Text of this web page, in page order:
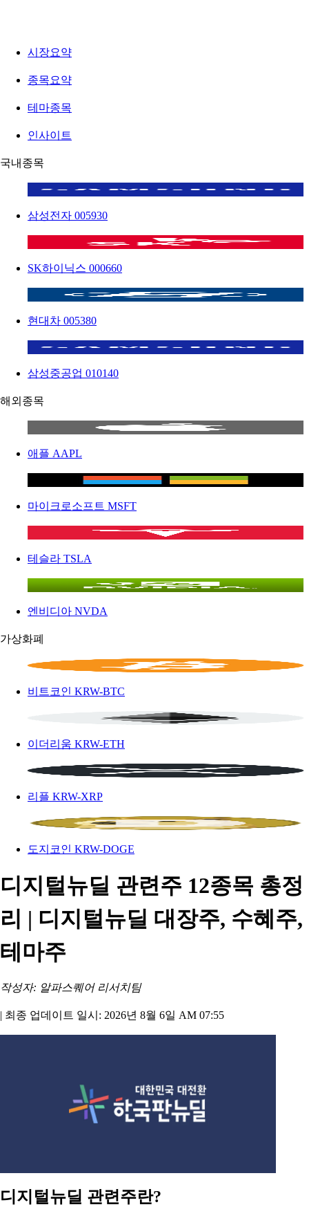
시장요약
종목요약
테마종목
인사이트
국내종목
삼성전자 005930
SK하이닉스 000660
현대차 005380
삼성중공업 010140
해외종목
애플 AAPL
마이크로소프트 MSFT
테슬라 TSLA
엔비디아 NVDA
가상화폐
비트코인 KRW-BTC
이더리움 KRW-ETH
리플 KRW-XRP
도지코인 KRW-DOGE
디지털뉴딜 관련주 12종목 총정
리 | 디지털뉴딜 대장주, 수혜주,
테마주
작성자: 알파스퀘어 리서치팀
| 최종 업데이트 일시: 2026년 8월 6일 AM 07:55
디지털뉴딜 관련주란?